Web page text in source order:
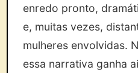
enredo pronto,
e, muitas vezes,
mulheres envolvidas.
essa narrativa ganha